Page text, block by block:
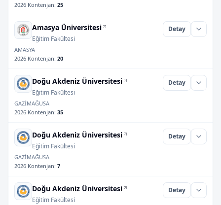
2026 Kontenjan: 25
Amasya Üniversitesi
Eğitim Fakültesi
Detay
AMASYA
2026 Kontenjan: 20
Doğu Akdeniz Üniversitesi
Eğitim Fakültesi
Detay
GAZİMAĞUSA
2026 Kontenjan: 35
Doğu Akdeniz Üniversitesi
Eğitim Fakültesi
Detay
GAZİMAĞUSA
2026 Kontenjan: 7
Doğu Akdeniz Üniversitesi
Eğitim Fakültesi
Detay